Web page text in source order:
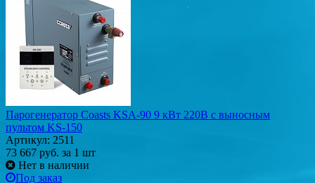
Парогенератор Coasts KSA-90 9 кВт 220В с выносным
пультом KS-150
Артикул: 2511
73 667 руб. за 1 шт
Нет в наличии
Под заказ